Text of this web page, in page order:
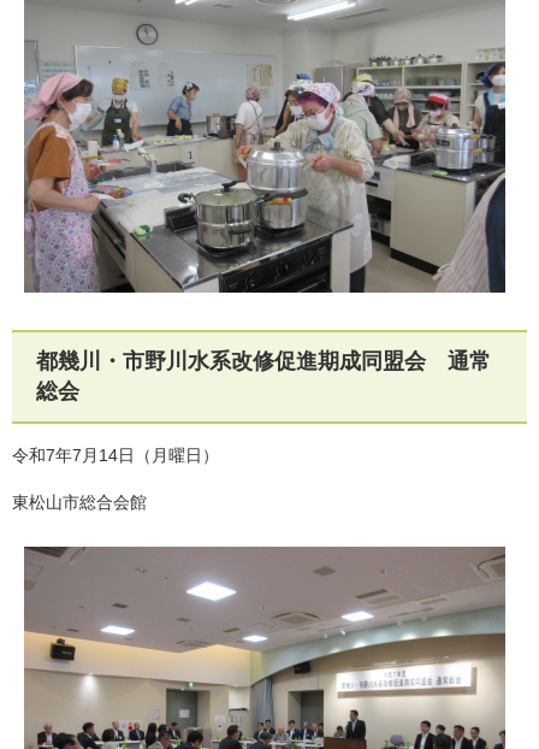
都幾川・市野川水系改修促進期成同盟会 通常
総会
令和7年7月14日（月曜日）
東松山市総合会館